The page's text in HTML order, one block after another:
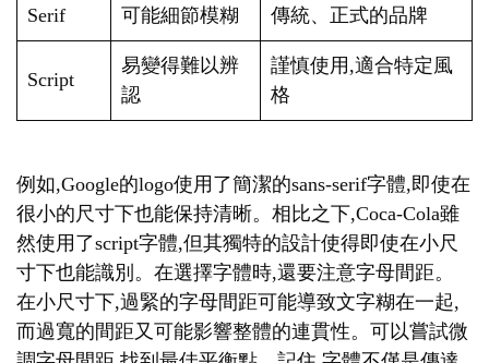
Serif 可能細節模糊 傳統、正式的品牌
Script
易變得難以辨
認
謹慎使用,適合特定風
格
例如,Google的logo使用了簡潔的sans-serif字體,即使在
很小的尺寸下也能保持清晰。相比之下,Coca-Cola雖
然使用了script字體,但其獨特的設計使得即使在小尺
寸下也能識別。在選擇字體時,還要注意字母間距。
在小尺寸下,過緊的字母間距可能導致文字糊在一起,
而過寬的間距又可能影響整體的連貫性。可以嘗試微